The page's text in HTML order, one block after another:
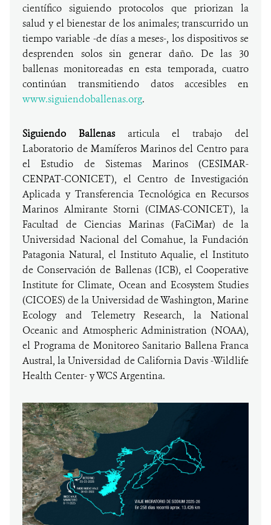
científico siguiendo protocolos que priorizan la
salud y el bienestar de los animales; transcurrido un
tiempo variable -de días a meses-, los dispositivos se
desprenden solos sin generar daño. De las 30
ballenas monitoreadas en esta temporada, cuatro
continúan transmitiendo datos accesibles en
www.siguiendoballenas.org.
Siguiendo Ballenasarticula el trabajo del
Laboratorio de Mamíferos Marinos del Centro para
el Estudio de Sistemas Marinos (CESIMAR-
CENPAT-CONICET), el Centro de Investigación
Aplicada y Transferencia Tecnológica en Recursos
Marinos Almirante Storni (CIMAS-CONICET), la
Facultad de Ciencias Marinas (FaCiMar) de la
Universidad Nacional del Comahue, la Fundación
Patagonia Natural, el Instituto Aqualie, el Instituto
de Conservación de Ballenas (ICB), el Cooperative
Institute for Climate, Ocean and Ecosystem Studies
(CICOES) de la Universidad de Washington, Marine
Ecology and Telemetry Research, la National
Oceanic and Atmospheric Administration (NOAA),
el Programa de Monitoreo Sanitario Ballena Franca
Austral, la Universidad de California Davis -Wildlife
Health Center- y WCS Argentina.